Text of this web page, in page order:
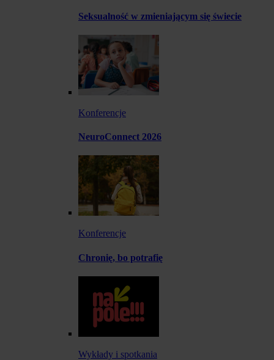
Seksualność w zmieniającym się świecie
Konferencje
NeuroConnect 2026
Konferencje
Chronię, bo potrafię
Wykłady i spotkania